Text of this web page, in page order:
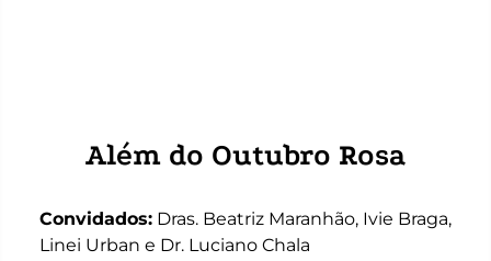
Além do Outubro Rosa
Convidados: Dras. Beatriz Maranhão, Ivie Braga,
Linei Urban e Dr. Luciano Chala